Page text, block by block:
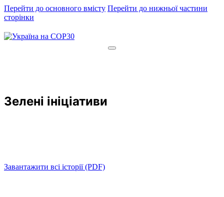
Перейти до основного вмісту Перейти до нижньої частини
сторінки
Зелені ініціативи
Завантажити всі історії (PDF)